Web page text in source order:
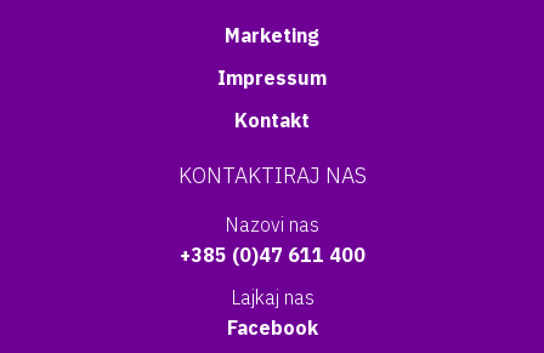
Marketing
Impressum
Kontakt
KONTAKTIRAJ NAS
Nazovi nas
+385 (0)47 611 400
Lajkaj nas
Facebook